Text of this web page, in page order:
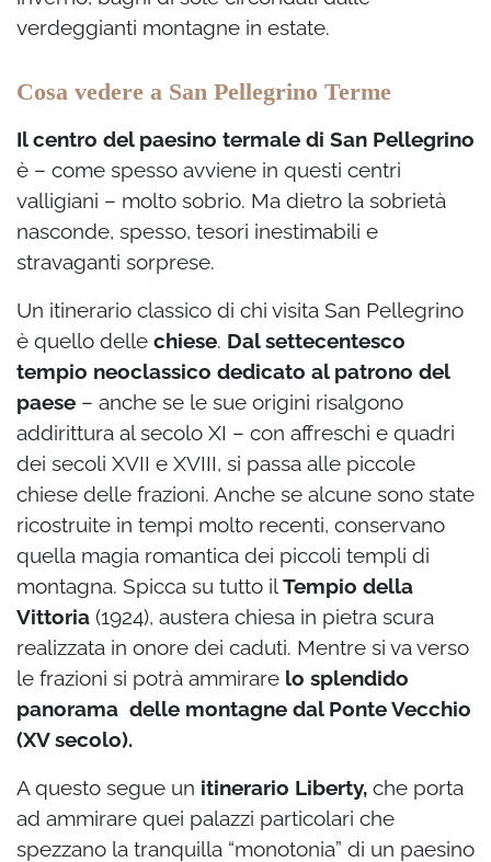
verdeggianti montagne in estate.
Cosa vedere a San Pellegrino Terme
Il centro del paesino termale di San Pellegrino
è – come spesso avviene in questi centri
valligiani – molto sobrio. Ma dietro la sobrietà
nasconde, spesso, tesori inestimabili e
stravaganti sorprese.
Un itinerario classico di chi visita San Pellegrino
è quello delle chiese. Dal settecentesco
tempio neoclassico dedicato al patrono del
paese – anche se le sue origini risalgono
addirittura al secolo XI – con affreschi e quadri
dei secoli XVII e XVIII, si passa alle piccole
chiese delle frazioni. Anche se alcune sono state
ricostruite in tempi molto recenti, conservano
quella magia romantica dei piccoli templi di
montagna. Spicca su tutto ilTempio della
Vittoria (1924), austera chiesa in pietra scura
realizzata in onore dei caduti. Mentre si va verso
le frazioni si potrà ammirare lo splendido
panorama delle montagne dal Ponte Vecchio
(XV secolo).
A questo segue un itinerario Liberty, che porta
ad ammirare quei palazzi particolari che
spezzano la tranquilla “monotonia” di un paesino